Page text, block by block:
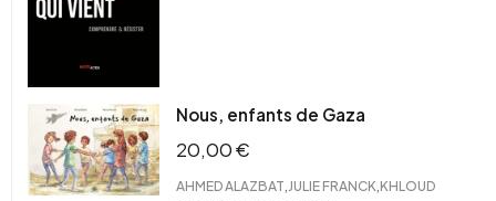
Nous, enfants de Gaza
20,00€
AHMED ALAZBAT JULIE FRANCK KHLOUD